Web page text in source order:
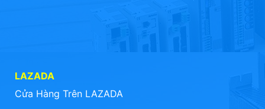
LAZADA
Cửa Hàng Trên LAZADA